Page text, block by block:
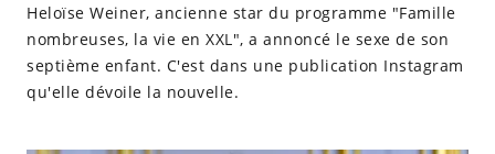
Heloïse Weiner, ancienne star du programme "Famille
nombreuses, la vie en XXL", a annoncé le sexe de son
septième enfant. C'est dans une publication Instagram
qu'elle dévoile la nouvelle.